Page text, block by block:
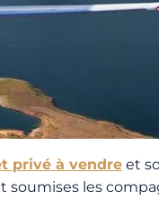
privé à vendre et
soumises les